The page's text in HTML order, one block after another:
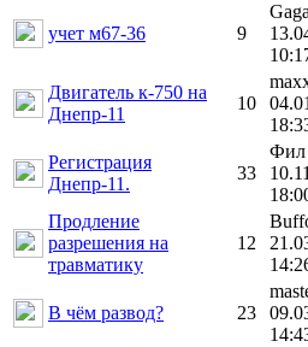
учет м67-36 9
Двигатель к-750 на
Днепр-11
10
Регистрация
Днепр-11.
33
Фил
Продление
разрешения на
травматику
12
В чём развод? 23